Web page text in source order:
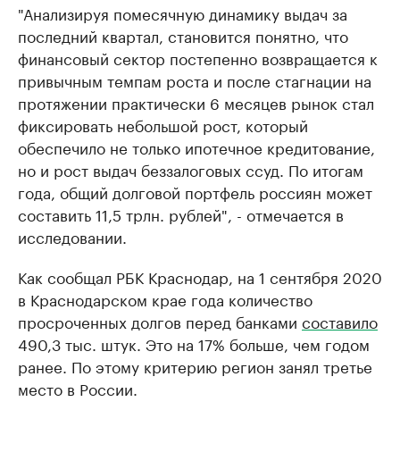
"Анализируя помесячную динамику выдач за
последний квартал, становится понятно, что
финансовый сектор постепенно возвращается к
привычным темпам роста и после стагнации на
протяжении практически 6 месяцев рынок стал
фиксировать небольшой рост, который
обеспечило не только ипотечное кредитование,
но и рост выдач беззалоговых ссуд. По итогам
года, общий долговой портфель россиян может
составить 11,5 трлн. рублей", - отмечается в
исследовании.
Как сообщал РБК Краснодар, на 1 сентября 2020
в Краснодарском крае года количество
просроченных долгов перед банками составило
490,3 тыс. штук. Это на 17% больше, чем годом
ранее. По этому критерию регион занял третье
место в России.